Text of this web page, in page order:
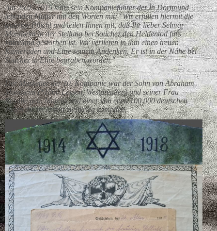
Am 26.05.1915 teilte sein Kompanieführer der in Dortmund
lebenden Mutter mit den Worten mit: "Wir erfüllen hiermit die
traurige Pflicht und teilen Ihnen mit, daß Ihr lieber Selmar
Mantheim in der Stellung bei Souchez den Heldentod fürs
Vaterland gestorben ist. Wir verlieren in ihm einen treuen
Kameraden und Ehre seinem Andenken. Er ist in der Nähe bei
Souchez in Ehre begraben worden."
Der Musketier der 10. Kompanie war der Sohn von Abraham
Mantheim (*1860 Lessen, Westpreußen) und seiner Frau
Rosalie geb. Marcus und einer von etwa 100.000 deutschen
Juden die im ersten Weltkrieg kämpften.